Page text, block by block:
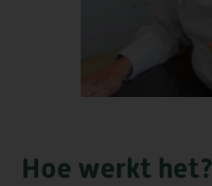
Hoe werkt het?